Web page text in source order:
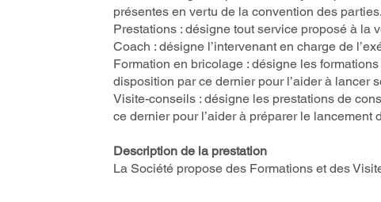
présentes en vertu de la convention des parties.
Prestations : désigne tout service proposé à la
Coach : désigne l’intervenant en charge de
Formation en bricolage : désigne les
disposition par ce dernier pour l’aider à lancer
Visite-conseils : désigne les prestations de
ce dernier pour l’aider à préparer le lancement
Description de la prestation
La Société propose des Formations et des